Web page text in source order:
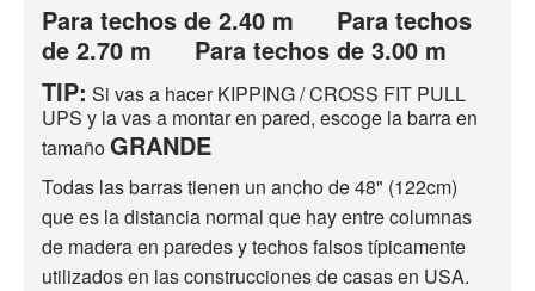
Para techos de 2.40 m Para techos
de 2.70 m Para techos de 3.00 m
TIP: Si vas a hacer KIPPING / CROSS FIT PULL
UPS y la vas a montar en pared, escoge la barra en
tamañoGRANDE
Todas las barras tienen un ancho de 48" (122cm)
que es la distancia normal que hay entre columnas
de madera en paredes y techos falsos típicamente
utilizados en las construcciones de casas en USA.